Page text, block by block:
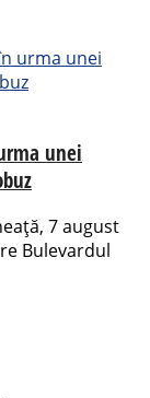
unei
7 august
Bulevardul